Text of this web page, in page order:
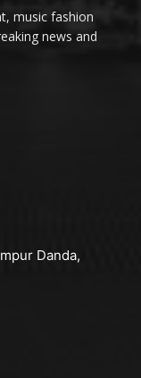
music fashion
news and
Danda,